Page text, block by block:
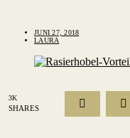
JUNI 27, 2018
LAURA
3K
SHARES